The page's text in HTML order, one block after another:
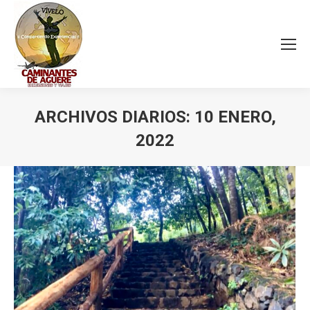
ARCHIVOS DIARIOS: 10 ENERO,
2022